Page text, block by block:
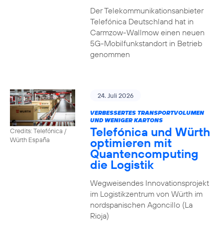
Der Telekommunikationsanbieter
Telefónica Deutschland hat in
Carmzow-Wallmow einen neuen
5G-Mobilfunkstandort in Betrieb
genommen
Credits: Telefónica /
Würth España
24. Juli 2026
VERBESSERTES TRANSPORTVOLUMEN
UND WENIGER KARTONS
Telefónica und Würth
optimieren mit
Quantencomputing
die Logistik
Wegweisendes Innovationsprojekt
im Logistikzentrum von Würth im
nordspanischen Agoncillo (La
Rioja)